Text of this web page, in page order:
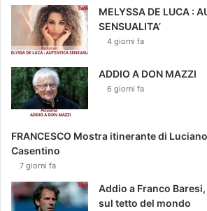
MELYSSA DE LUCA :
SENSUALITA’
4 giorni fa
ADDIO A DON MAZZI
6 giorni fa
FRANCESCO Mostra itinerante di
Casentino
7 giorni fa
Addio a Franco
sul tetto del mondo